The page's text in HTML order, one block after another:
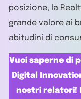
posizione, la
grande valore ai
abitudini di
Vuoi saperne di
Digital
nostri relatori!